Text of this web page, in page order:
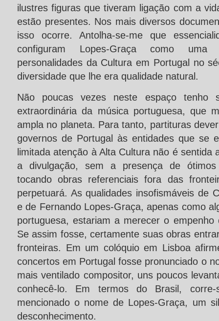
ilustres figuras que tiveram ligação com a
estão presentes. Nos mais diversos
isso ocorre. Antolha-se-me que
configuram Lopes-Graça como
personalidades da Cultura em Portugal no
diversidade que lhe era qualidade natural.
Não poucas vezes neste espaço tenho
extraordinária da música portuguesa, que
ampla no planeta. Para tanto, partituras
governos de Portugal às entidades que se
limitada atenção à Alta Cultura não é sentida
a divulgação, sem a presença de ótimos
tocando obras referenciais fora das
perpetuará. As qualidades insofismáveis de
e de Fernando Lopes-Graça, apenas como
portuguesa, estariam a merecer o
Se assim fosse, certamente suas obras
fronteiras. Em um colóquio em Lisboa
concertos em Portugal fosse pronunciado o
mais ventilado compositor, uns poucos
conhecê-lo. Em termos do Brasil,
mencionado o nome de Lopes-Graça, um
desconhecimento.